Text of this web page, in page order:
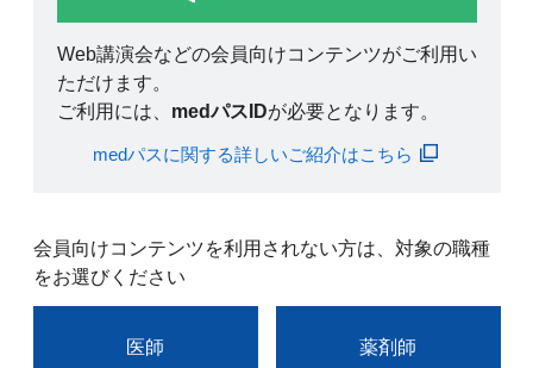
Web講演会などの会員向けコンテンツがご利用い
ただけます。
ご利用には、 medパスIDが必要となります。
medパスに関する詳しいご紹介はこちら
会員向けコンテンツを利用されない方は、対象の職種
をお選びください
医師 薬剤師